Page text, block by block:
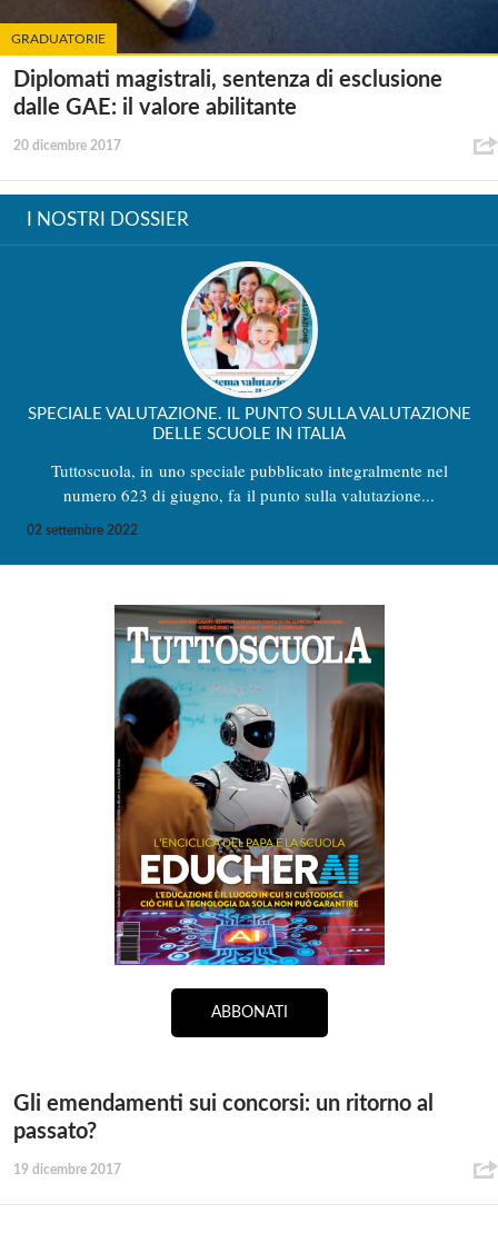
GRADUATORIE
Diplomati magistrali, sentenza di esclusione
dalle GAE: il valore abilitante
20 dicembre 2017
I NOSTRI DOSSIER
SPECIALE VALUTAZIONE. IL PUNTO SULLA VALUTAZIONE
DELLE SCUOLE IN ITALIA
Tuttoscuola, in uno speciale pubblicato integralmente nel
numero 623 di giugno, fa il punto sulla valutazione...
02 settembre 2022
ABBONATI
Gli emendamenti sui concorsi: un ritorno al
passato?
19 dicembre 2017